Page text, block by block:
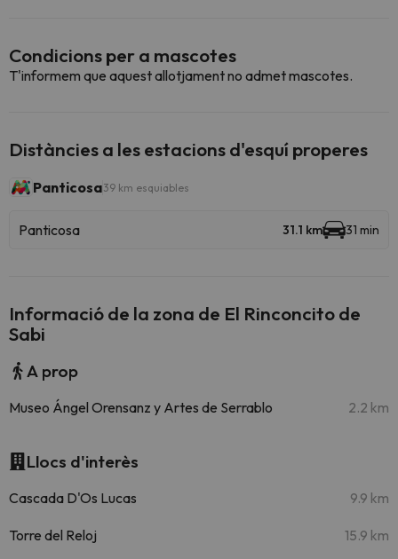
Condicions per a mascotes
T'informem que aquest allotjament no admet mascotes.
Distàncies a les estacions d'esquí properes
Panticosa39 km esquiables
Panticosa 31.1 km 31 min
Informació de la zona de El Rinconcito de
Sabi
A prop
Museo Ángel Orensanz y Artes de Serrablo 2.2 km
Llocs d'interès
Cascada D'Os Lucas 9.9 km
Torre del Reloj 15.9 km